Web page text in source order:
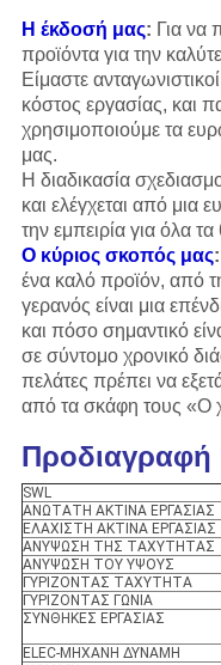
Η έκδοσή μας: Για να
προϊόντα για την
Είμαστε
κόστος εργασίας, και
χρησιμοποιούμε τα
μας.
Η διαδικασία
και ελέγχεται από μια
την εμπειρία για όλα τα
Ο κύριος σκοπός μας:
ένα καλό προϊόν, από
γερανός είναι μια
και πόσο σημαντικό
σε σύντομο χρονικό
πελάτες πρέπει να
από τα σκάφη τους «Ο
Προδιαγραφή
SWL
ΑΝΩΤΑΤΗ ΑΚΤΙΝΑ ΕΡΓΑΣΙΑΣ
ΕΛΑΧΙΣΤΗ ΑΚΤΙΝΑ ΕΡΓΑΣΙΑΣ
ΑΝΥΨΩΣΗ ΤΗΣ ΤΑΧΥΤΗΤΑΣ
ΑΝΥΨΩΣΗ ΤΟΥ ΥΨΟΥΣ
ΓΥΡΙΖΟΝΤΑΣ ΤΑΧΥΤΗΤΑ
ΓΥΡΙΖΟΝΤΑΣ ΓΩΝΙΑ
ΣΥΝΘΗΚΕΣ ΕΡΓΑΣΙΑΣ
ELEC-ΜΗΧΑΝΗ ΔΥΝΑΜΗ